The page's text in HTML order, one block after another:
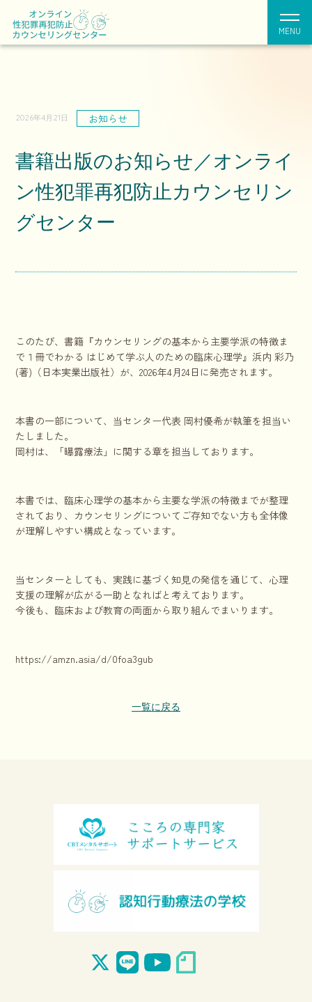
MENU
2026年4月21日 お知らせ
書籍出版のお知らせ／オンライ
ン性犯罪再犯防止カウンセリン
グセンター
このたび、書籍『カウンセリングの基本から主要学派の特徴ま
で１冊でわかる はじめて学ぶ人のための臨床心理学』浜内 彩乃
(著)（日本実業出版社）が、2026年4月24日に発売されます。
本書の一部について、当センター代表 岡村優希が執筆を担当い
たしました。
岡村は、「曝露療法」に関する章を担当しております。
本書では、臨床心理学の基本から主要な学派の特徴までが整理
されており、カウンセリングについてご存知でない方も全体像
が理解しやすい構成となっています。
当センターとしても、実践に基づく知見の発信を通じて、心理
支援の理解が広がる一助となればと考えております。
今後も、臨床および教育の両面から取り組んでまいります。
https://amzn.asia/d/0foa3gub
一覧に戻る